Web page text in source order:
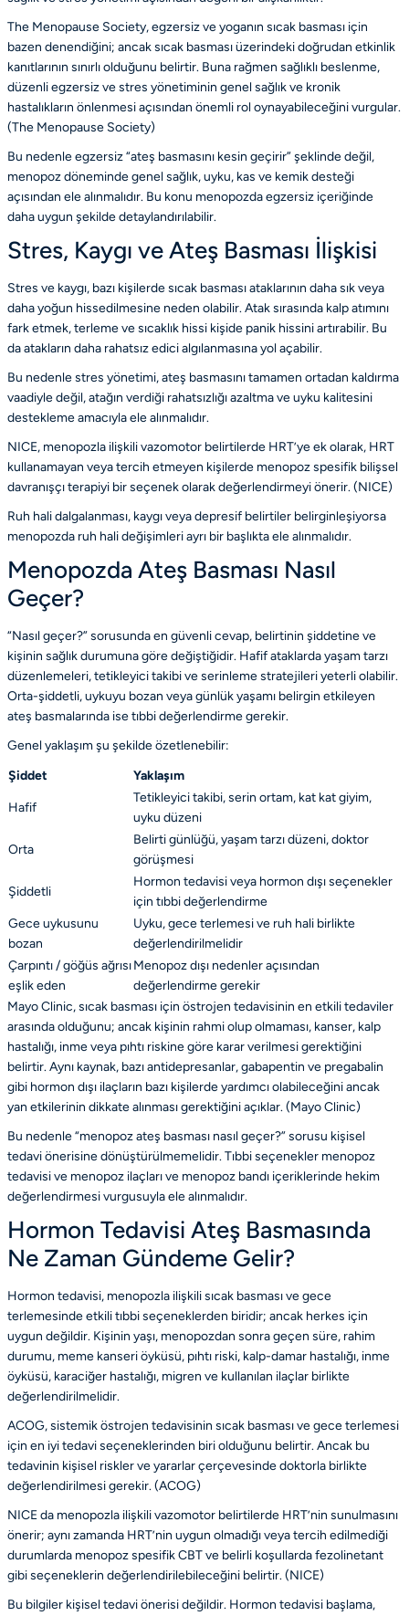
The Menopause Society, egzersiz ve yoganın sıcak basması için
bazen denendiğini; ancak sıcak basması üzerindeki doğrudan etkinlik
kanıtlarının sınırlı olduğunu belirtir. Buna rağmen sağlıklı beslenme,
düzenli egzersiz ve stres yönetiminin genel sağlık ve kronik
hastalıkların önlenmesi açısından önemli rol oynayabileceğini vurgular.
(The Menopause Society)
Bu nedenle egzersiz “ateş basmasını kesin geçirir” şeklinde değil,
menopoz döneminde genel sağlık, uyku, kas ve kemik desteği
açısından ele alınmalıdır. Bu konu menopozda egzersiz içeriğinde
daha uygun şekilde detaylandırılabilir.
Stres, Kaygı ve Ateş Basması İlişkisi
Stres ve kaygı, bazı kişilerde sıcak basması ataklarının daha sık veya
daha yoğun hissedilmesine neden olabilir. Atak sırasında kalp atımını
fark etmek, terleme ve sıcaklık hissi kişide panik hissini artırabilir. Bu
da atakların daha rahatsız edici algılanmasına yol açabilir.
Bu nedenle stres yönetimi, ateş basmasını tamamen ortadan kaldırma
vaadiyle değil, atağın verdiği rahatsızlığı azaltma ve uyku kalitesini
destekleme amacıyla ele alınmalıdır.
NICE, menopozla ilişkili vazomotor belirtilerde HRT’ye ek olarak, HRT
kullanamayan veya tercih etmeyen kişilerde menopoz spesifik bilişsel
davranışçı terapiyi bir seçenek olarak değerlendirmeyi önerir. (NICE)
Ruh hali dalgalanması, kaygı veya depresif belirtiler belirginleşiyorsa
menopozda ruh hali değişimleriayrı bir başlıkta ele alınmalıdır.
Menopozda Ateş Basması Nasıl
Geçer?
“Nasıl geçer?” sorusunda en güvenli cevap, belirtinin şiddetine ve
kişinin sağlık durumuna göre değiştiğidir. Hafif ataklarda yaşam tarzı
düzenlemeleri, tetikleyici takibi ve serinleme stratejileri yeterli olabilir.
Orta-şiddetli, uykuyu bozan veya günlük yaşamı belirgin etkileyen
ateş basmalarında ise tıbbi değerlendirme gerekir.
Genel yaklaşım şu şekilde özetlenebilir:
Şiddet
Yaklaşım
Hafif
Tetikleyici takibi, serin ortam, kat kat giyim,
uyku düzeni
Orta
Belirti günlüğü, yaşam tarzı düzeni, doktor
görüşmesi
Şiddetli
Hormon tedavisi veya hormon dışı seçenekler
için tıbbi değerlendirme
Gece uykusunu
bozan
Uyku, gece terlemesi ve ruh hali birlikte
değerlendirilmelidir
Çarpıntı / göğüs ağrısı
eşlik eden
Menopoz dışı nedenler açısından
değerlendirme gerekir
Mayo Clinic, sıcak basması için östrojen tedavisinin en etkili tedaviler
arasında olduğunu; ancak kişinin rahmi olup olmaması, kanser, kalp
hastalığı, inme veya pıhtı riskine göre karar verilmesi gerektiğini
belirtir. Aynı kaynak, bazı antidepresanlar, gabapentin ve pregabalin
gibi hormon dışı ilaçların bazı kişilerde yardımcı olabileceğini ancak
yan etkilerinin dikkate alınması gerektiğini açıklar. (Mayo Clinic)
Bu nedenle “menopoz ateş basması nasıl geçer?” sorusu kişisel
tedavi önerisine dönüştürülmemelidir. Tıbbi seçenekler menopoz
tedavisive menopoz ilaçları ve menopoz bandı içeriklerinde hekim
değerlendirmesi vurgusuyla ele alınmalıdır.
Hormon Tedavisi Ateş Basmasında
Ne Zaman Gündeme Gelir?
Hormon tedavisi, menopozla ilişkili sıcak basması ve gece
terlemesinde etkili tıbbi seçeneklerden biridir; ancak herkes için
uygun değildir. Kişinin yaşı, menopozdan sonra geçen süre, rahim
durumu, meme kanseri öyküsü, pıhtı riski, kalp-damar hastalığı, inme
öyküsü, karaciğer hastalığı, migren ve kullanılan ilaçlar birlikte
değerlendirilmelidir.
ACOG, sistemik östrojen tedavisinin sıcak basması ve gece terlemesi
için en iyi tedavi seçeneklerinden biri olduğunu belirtir. Ancak bu
tedavinin kişisel riskler ve yararlar çerçevesinde doktorla birlikte
değerlendirilmesi gerekir. (ACOG)
NICE da menopozla ilişkili vazomotor belirtilerde HRT’nin sunulmasını
önerir; aynı zamanda HRT’nin uygun olmadığı veya tercih edilmediği
durumlarda menopoz spesifik CBT ve belirli koşullarda fezolinetant
gibi seçeneklerin değerlendirilebileceğini belirtir. (NICE)
Bu bilgiler kişisel tedavi önerisi değildir. Hormon tedavisi başlama,